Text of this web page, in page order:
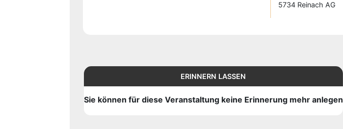
5734 Reinach AG
ERINNERN LASSEN
Sie können für diese Veranstaltung keine Erinnerung mehr anlegen